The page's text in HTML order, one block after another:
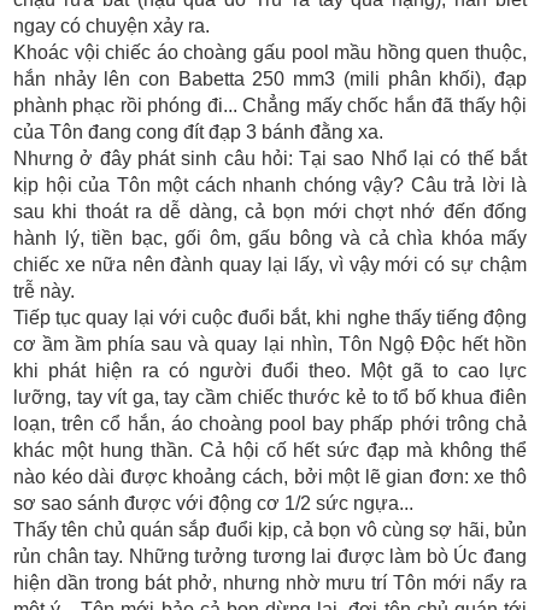
ngay có chuyện xảy ra.
Khoác vội chiếc áo choàng gấu pool mầu hồng quen thuộc,
hắn nhảy lên con Babetta 250 mm3 (mili phân khối), đạp
phành phạc rồi phóng đi... Chẳng mấy chốc hắn đã thấy hội
của Tôn đang cong đít đạp 3 bánh đằng xa.
Nhưng ở đây phát sinh câu hỏi: Tại sao Nhổ lại có thế bắt
kịp hội của Tôn một cách nhanh chóng vậy? Câu trả lời là
sau khi thoát ra dễ dàng, cả bọn mới chợt nhớ đến đống
hành lý, tiền bạc, gối ôm, gấu bông và cả chìa khóa mấy
chiếc xe nữa nên đành quay lại lấy, vì vậy mới có sự chậm
trễ này.
Tiếp tục quay lại với cuộc đuổi bắt, khi nghe thấy tiếng động
cơ ầm ầm phía sau và quay lại nhìn, Tôn Ngộ Độc hết hồn
khi phát hiện ra có người đuổi theo. Một gã to cao lực
lưỡng, tay vít ga, tay cầm chiếc thước kẻ to tổ bố khua điên
loạn, trên cổ hắn, áo choàng pool bay phấp phới trông chả
khác một hung thần. Cả hội cố hết sức đạp mà không thể
nào kéo dài được khoảng cách, bởi một lẽ gian đơn: xe thô
sơ sao sánh được với động cơ 1/2 sức ngựa...
Thấy tên chủ quán sắp đuổi kịp, cả bọn vô cùng sợ hãi, bủn
rủn chân tay. Những tưởng tương lai được làm bò Úc đang
hiện dần trong bát phở, nhưng nhờ mưu trí Tôn mới nẩy ra